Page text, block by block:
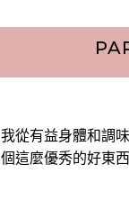
我從有益身體和調
個這麼優秀的好東